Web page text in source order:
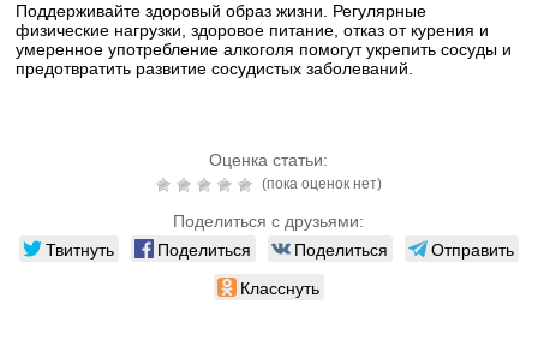
Поддерживайте здоровый образ жизни. Регулярные
физические нагрузки, здоровое питание, отказ от курения и
умеренное употребление алкоголя помогут укрепить сосуды и
предотвратить развитие сосудистых заболеваний.
Оценка статьи:
(пока оценок нет)
Поделиться с друзьями:
Твитнуть Поделиться Поделиться
Отправить
Класснуть